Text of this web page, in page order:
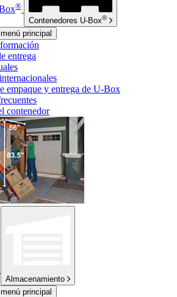
®
Contenedores U-Box®
principal
entrega
empaque y entrega de U-Box
contenedor
Almacenamiento
principal